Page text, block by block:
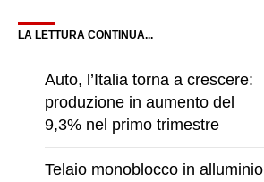
LA LETTURA CONTINUA...
Auto, l’Italia torna a crescere:
produzione in aumento del
9,3% nel primo trimestre
Telaio monoblocco in alluminio